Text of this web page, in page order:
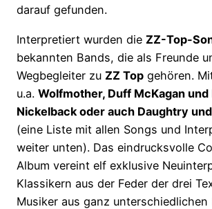
darauf gefunden.
Interpretiert wurden die ZZ-Top-
bekannten Bands, die als Freunde
Wegbegleiter zu ZZ Top gehören.
u.a. Wolfmother, Duff McKagan und
Nickelback oder auch Daughtry
(eine Liste mit allen Songs und
weiter unten). Das eindrucksvolle
Album vereint elf exklusive
Klassikern aus der Feder der drei
Musiker aus ganz unterschiedlichen